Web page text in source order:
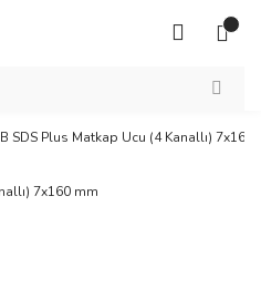
SDS Plus Matkap Ucu (4 Kanallı) 7x160